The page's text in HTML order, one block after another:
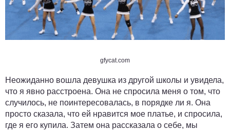
gfycat.com
Неожиданно вошла девушка из другой школы и увидела,
что я явно расстроена. Она не спросила меня о том, что
случилось, не поинтересовалась, в порядке ли я. Она
просто сказала, что ей нравится мое платье, и спросила,
где я его купила. Затем она рассказала о себе, мы